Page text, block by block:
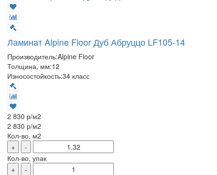
Ламинат Alpine Floor Дуб Абруццо LF105-14
Производитель:Alpine Floor
Толщина, мм:12
Износостойкость:34 класс
2 830 р/м2
2 830 р/м2
Кол-во, м2
+
-
Кол-во, упак
+
-